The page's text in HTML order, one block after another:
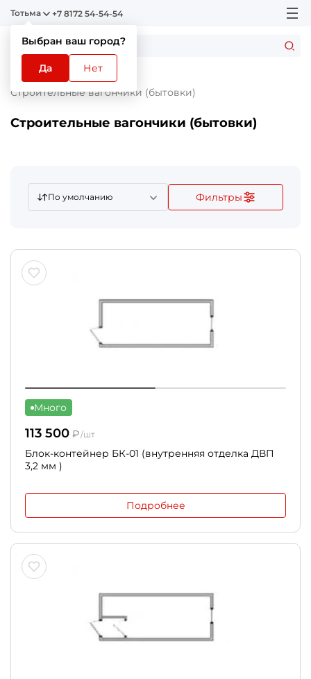
Тотьма
Выбран ваш город?
Да Нет
+7 8172 54-54-54
Главная
Каталог
Строительные вагончики (бытовки)
Строительные вагончики (бытовки)
По умолчанию Фильтры
Много
113 500 ₽/шт
Блок-контейнер БК-01 (внутренняя отделка ДВП
3,2 мм )
Подробнее